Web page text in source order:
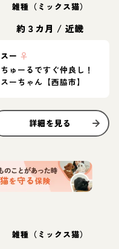
雑種（ミックス猫）
約３カ月 / 近畿
スー ♀
ちゅーるですぐ仲良し！
スーちゃん【西脇市】
詳細を見る
雑種（ミックス猫）